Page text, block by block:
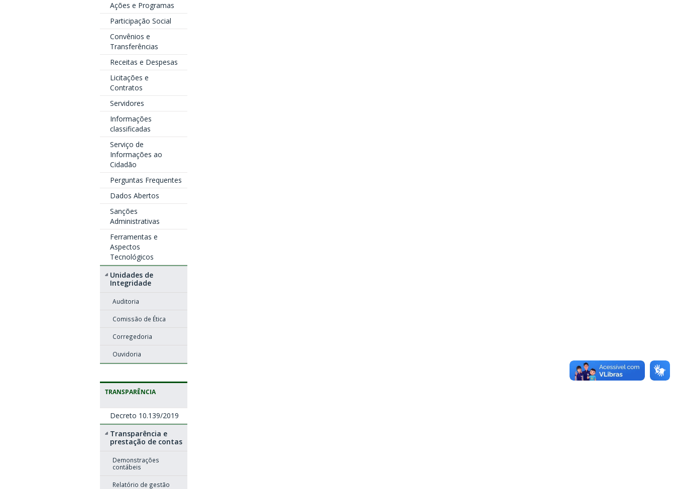
Ações e Programas
Participação Social
Convênios e
Transferências
Receitas e Despesas
Licitações e
Contratos
Servidores
Informações
classificadas
Serviço de
Informações ao
Cidadão
Perguntas Frequentes
Dados Abertos
Sanções
Administrativas
Ferramentas e
Aspectos
Tecnológicos
Unidades de
Integridade
Auditoria
Comissão de Ética
Corregedoria
Ouvidoria
TRANSPARÊNCIA
Decreto 10.139/2019
Transparência e
prestação de contas
Demonstrações
contábeis
Relatório de gestão